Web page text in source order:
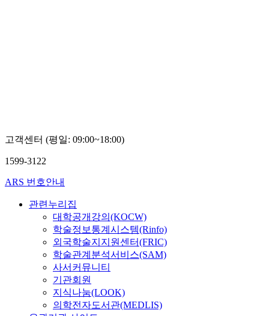
고객센터 (평일: 09:00~18:00)
1599-3122
ARS 번호안내
관련누리집
대학공개강의(KOCW)
학술정보통계시스템(Rinfo)
외국학술지지원센터(FRIC)
학술관계분석서비스(SAM)
사서커뮤니티
기관회원
지식나눔(LOOK)
의학전자도서관(MEDLIS)